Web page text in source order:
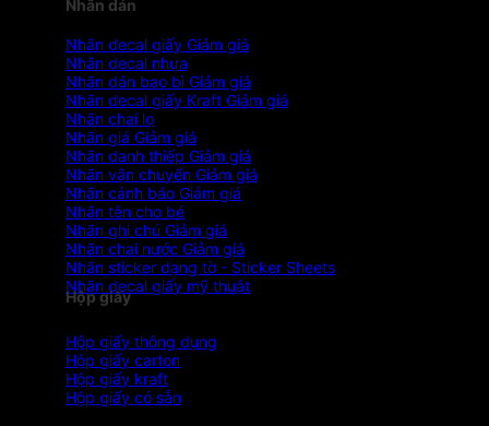
Nhãn dán
Nhãn decal giấy
Nhãn decal nhựa
Nhãn dán bao bì
Nhãn decal giấy Kraft
Nhãn chai lọ
Nhãn giá
Nhãn danh thiếp
Nhãn vận chuyển
Nhãn cảnh báo
Nhãn tên cho bé
Nhãn ghi chú
Nhãn chai nước
Nhãn sticker dạng tờ - Sticker Sheets
Nhãn decal giấy mỹ thuật
Hộp giấy
Hộp giấy thông dụng
Hộp giấy carton
Hộp giấy kraft
Hộp giấy có sẵn